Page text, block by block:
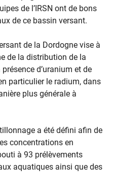
de l’IRSN ont de bons
de ce bassin versant.
de la Dordogne vise à
de la distribution de la
d’uranium et de
particulier le radium, dans
plus générale à
a été défini afin de
concentrations en
à 93 prélèvements
aquatiques ainsi que des